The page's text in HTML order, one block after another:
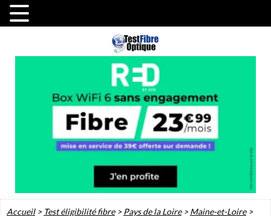
Accueil> Test éligibilité fibre>Pays de la Loire>Maine-et-Loire>